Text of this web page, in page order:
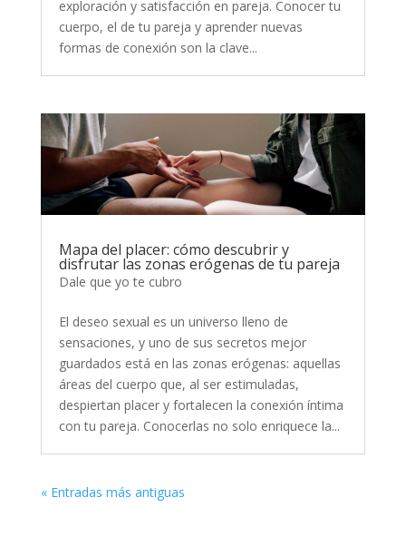
exploración y satisfacción en pareja. Conocer tu
cuerpo, el de tu pareja y aprender nuevas
formas de conexión son la clave...
Mapa del placer: cómo descubrir y
disfrutar las zonas erógenas de tu pareja
Dale que yo te cubro
El deseo sexual es un universo lleno de
sensaciones, y uno de sus secretos mejor
guardados está en las zonas erógenas: aquellas
áreas del cuerpo que, al ser estimuladas,
despiertan placer y fortalecen la conexión íntima
con tu pareja. Conocerlas no solo enriquece la...
« Entradas más antiguas